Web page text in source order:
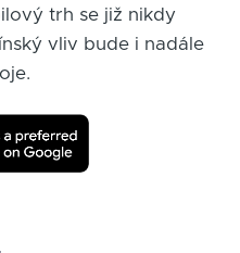
trh se již nikdy
vliv bude i nadále